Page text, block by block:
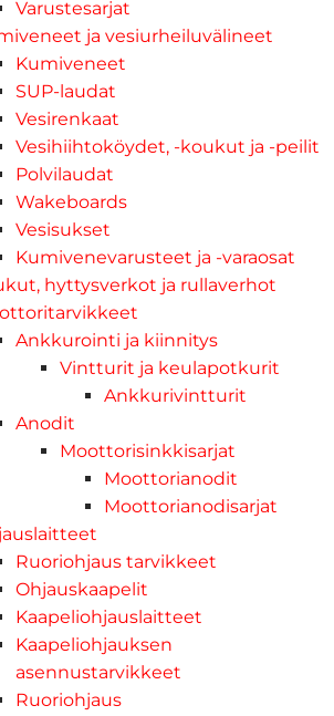
Varustesarjat
ja vesiurheiluvälineet
Kumiveneet
SUP-laudat
Vesirenkaat
Vesihiihtoköydet, -koukut ja -peilit
Polvilaudat
Wakeboards
Vesisukset
Kumivenevarusteet ja -varaosat
hyttysverkot ja rullaverhot
Ankkurointi ja kiinnitys
Vintturit ja keulapotkurit
Ankkurivintturit
Anodit
Moottorisinkkisarjat
Moottorianodit
Moottorianodisarjat
Ruoriohjaus tarvikkeet
Ohjauskaapelit
Kaapeliohjauslaitteet
Kaapeliohjauksen
asennustarvikkeet
Ruoriohjaus